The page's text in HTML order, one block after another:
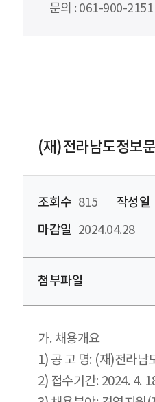
문의 : 061-900-
(재)전라남도정보
조회수 815 작성일
마감일 2024.04.28
첨부파일
가. 채용개요
1) 공 고 명: (재)전라남
2) 접수기간: 2024. 4.